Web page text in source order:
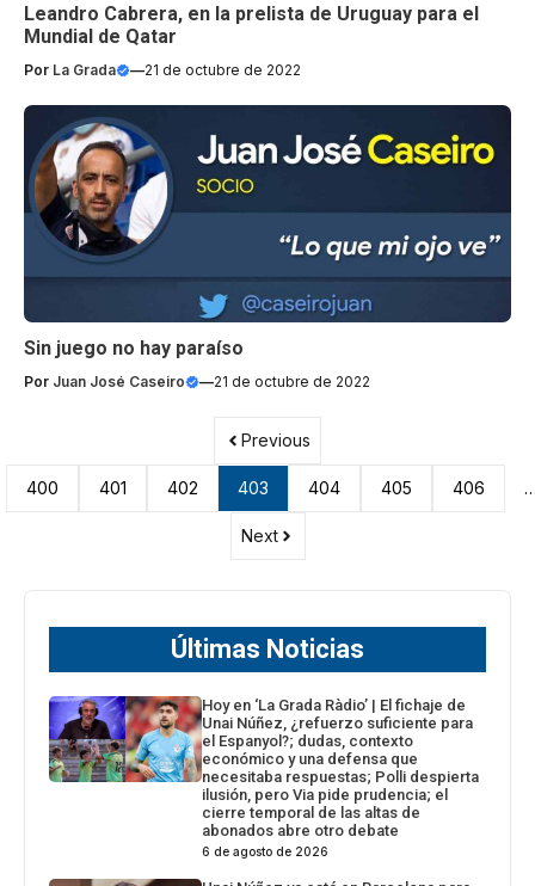
Leandro Cabrera, en la prelista de Uruguay para el
Mundial de Qatar
Por La Grada —21 de octubre de 2022
Sin juego no hay paraíso
Por Juan José Caseiro —21 de octubre de 2022
Previous
400 401 402 403 404 405 406
Next
Últimas Noticias
Hoy en ‘La Grada Ràdio’ | El fichaje de
Unai Núñez, ¿refuerzo suficiente para
el Espanyol?; dudas, contexto
económico y una defensa que
necesitaba respuestas; Polli despierta
ilusión, pero Via pide prudencia; el
cierre temporal de las altas de
abonados abre otro debate
6 de agosto de 2026